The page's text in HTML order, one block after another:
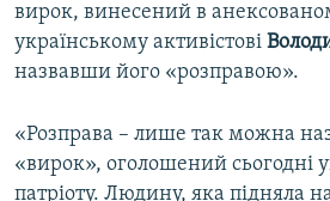
вирок, винесений в
українському активістові
назвавши його «розправою».
«Розправа – лише так можна
«вирок», оголошений сьогодні
патріоту. Людину, яка підняла